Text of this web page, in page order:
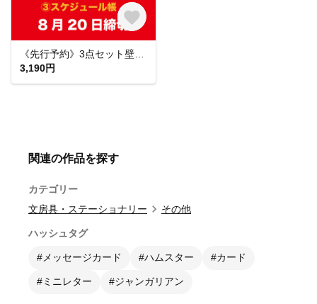
3,190円
関連の作品を探す
カテゴリー
文房具・ステーショナリー
その他
ハッシュタグ
#メッセージカード #ハムスター #カード
#ミニレター #ジャンガリアン